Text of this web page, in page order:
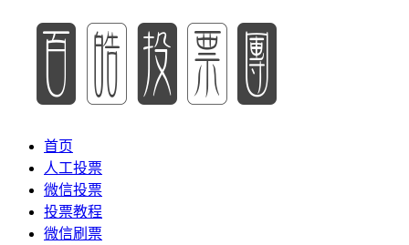
首页
人工投票
微信投票
投票教程
微信刷票